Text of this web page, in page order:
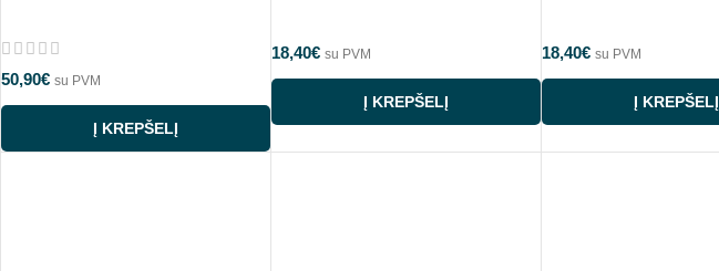
50,90€ su PVM
Į KREPŠELĮ
18,40€ su PVM
Į KREPŠELĮ
18,40€ su PVM
Į KREPŠELĮ